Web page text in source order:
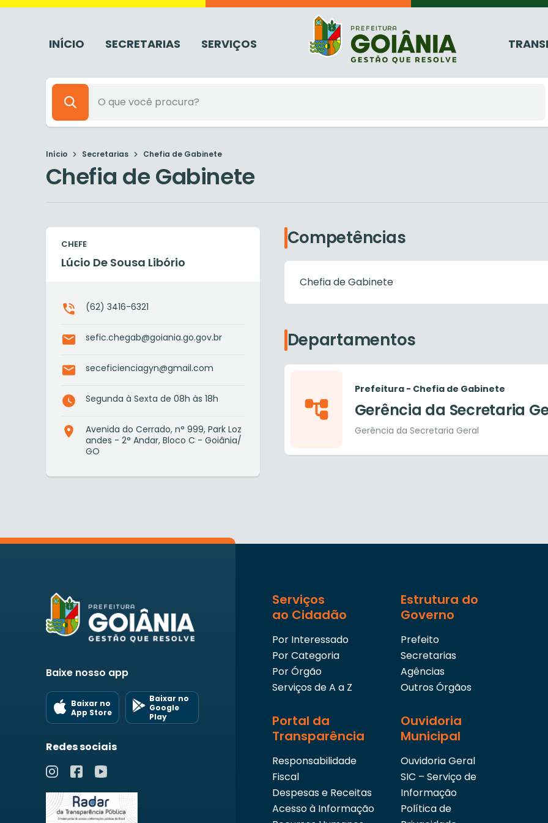
INÍCIO SECRETARIAS SERVIÇOS
Início Secretarias Chefia de Gabinete
Chefia de Gabinete
CHEFE
Lúcio De Sousa Libório
(62) 3416-6321
sefic.chegab@goiania.go.gov.br
seceficienciagyn@gmail.com
Segunda à Sexta de 08h às 18h
Avenida do Cerrado, n° 999, Park Loz
andes - 2° Andar, Bloco C - Goiânia/
GO
Competências
Chefia de Gabinete
Departamentos
Prefeitura - Chefia de Gabinete
Gerência da Secretaria
Gerência da Secretaria Geral
Baixe nosso app
Baixar no
App Store
Baixar no
Google
Play
Redes sociais
Serviços
ao Cidadão
Por Interessado
Por Categoria
Por Órgão
Serviços de A a Z
Estrutura do
Governo
Prefeito
Secretarias
Agências
Outros Órgãos
Portal da
Transparência
Responsabilidade
Fiscal
Despesas e Receitas
Acesso à Informação
Ouvidoria
Municipal
Ouvidoria Geral
SIC – Serviço de
Informação
Política de